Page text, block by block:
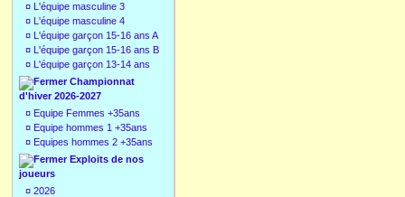
¤ L'équipe masculine 3
¤ L'équipe masculine 4
¤ L'équipe garçon 15-16 ans A
¤ L'équipe garçon 15-16 ans B
¤ L'équipe garçon 13-14 ans
Championnat
d'hiver 2026-2027
¤ Equipe Femmes +35ans
¤ Equipe hommes 1 +35ans
¤ Equipes hommes 2 +35ans
Exploits de nos
joueurs
¤ 2026